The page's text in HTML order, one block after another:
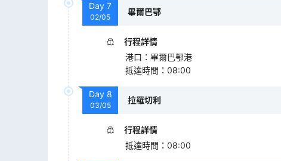
Day 7
02/05
畢爾巴鄂
行程詳情
港口 ： 畢爾巴鄂港
抵達時間 ： 08:00
Day 8
03/05
拉羅切利
行程詳情
抵達時間 ： 08:00